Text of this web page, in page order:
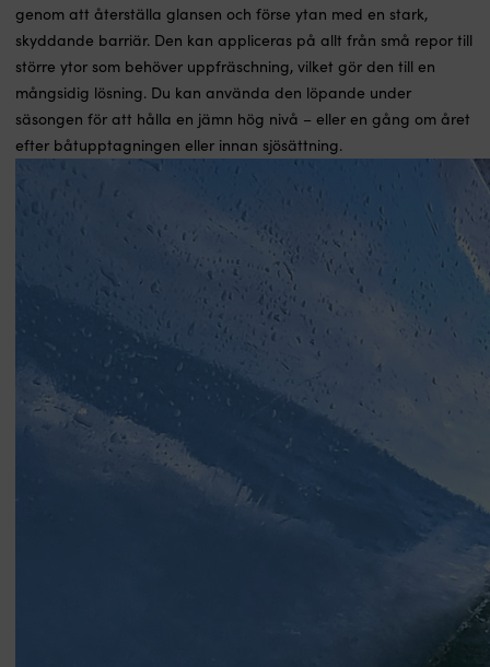
genom att återställa glansen och förse ytan med en stark,
skyddande barriär. Den kan appliceras på allt från små repor till
större ytor som behöver uppfräschning, vilket gör den till en
mångsidig lösning. Du kan använda den löpande under
säsongen för att hålla en jämn hög nivå – eller en gång om året
efter båtupptagningen eller innan sjösättning.